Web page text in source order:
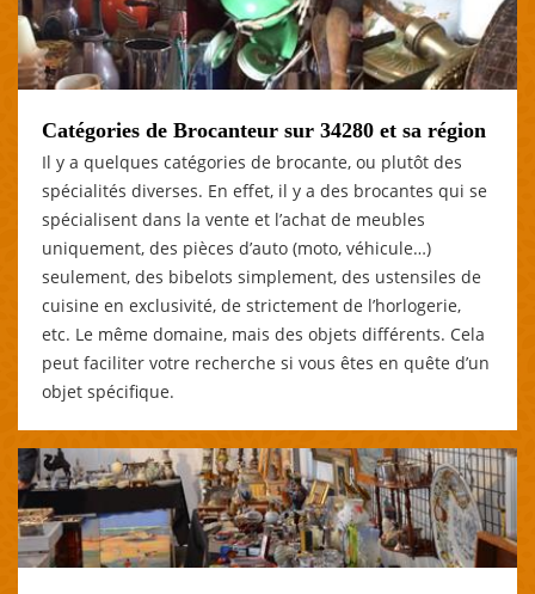
Catégories de Brocanteur sur 34280 et sa région
Il y a quelques catégories de brocante, ou plutôt des
spécialités diverses. En effet, il y a des brocantes qui se
spécialisent dans la vente et l’achat de meubles
uniquement, des pièces d’auto (moto, véhicule…)
seulement, des bibelots simplement, des ustensiles de
cuisine en exclusivité, de strictement de l’horlogerie,
etc. Le même domaine, mais des objets différents. Cela
peut faciliter votre recherche si vous êtes en quête d’un
objet spécifique.